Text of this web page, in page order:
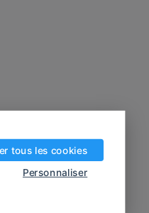
tous les cookies
Personnaliser